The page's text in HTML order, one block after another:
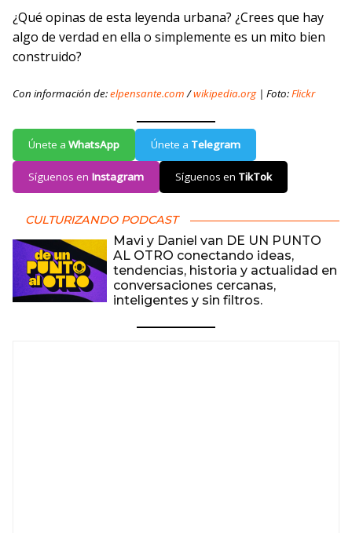
¿Qué opinas de esta leyenda urbana? ¿Crees que hay
algo de verdad en ella o simplemente es un mito bien
construido?
Con información de:elpensante.com/wikipedia.org| Foto:Flickr
Únete a WhatsApp Únete a Telegram
Síguenos en Instagram Síguenos en TikTok
CULTURIZANDO PODCAST
Mavi y Daniel van DE UN PUNTO
AL OTRO conectando ideas,
tendencias, historia y actualidad en
conversaciones cercanas,
inteligentes y sin filtros.